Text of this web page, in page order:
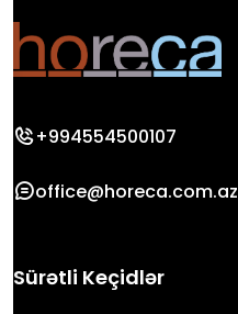
+994554500107
office@horeca.com.az
Sürətli Keçidlər